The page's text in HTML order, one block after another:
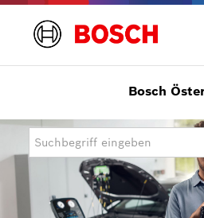
Presseinformationen
Allgemein/Wirtschaft
Bosch Innovationspreis
eBike Systems
Bosch